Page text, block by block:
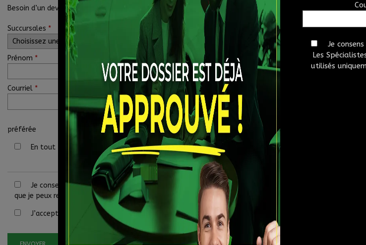
Besoin d’un devis pour un véhicule? Il nous fera plaisir de vous contacter dans les plus brefs délais!
Succursales *
Prénom * Nom
Courriel * Téléphone
préférée
En tout temps Rapidement En matinée
Je consens à recevoir par courriel des rappels, nouvelles et promotions de Les Spécialistes du
que je peux retirer mon consentement en tout temps.
J’accepte la politique de confidentialité
Je
Les
utilisés